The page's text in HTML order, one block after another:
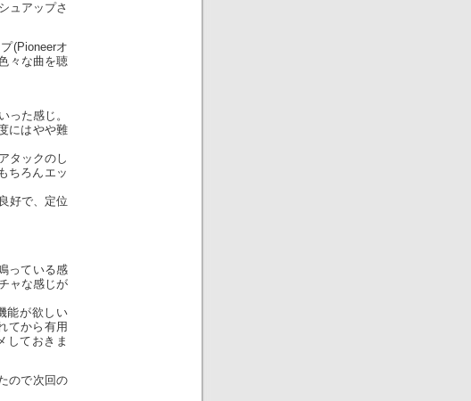
ュアップさ
(Pioneerオ
々な曲を聴
った感じ。
にはやや難
タックのし
ちろんエッ
好で、定位
っている感
ャな感じが
能が欲しい
てから有用
しておきま
ので次回の